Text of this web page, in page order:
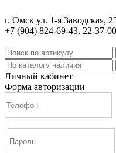
г. Омск ул. 1-я Заводская,
+7 (904) 824-69-43, 22-37-00
Личный кабинет
Форма авторизации